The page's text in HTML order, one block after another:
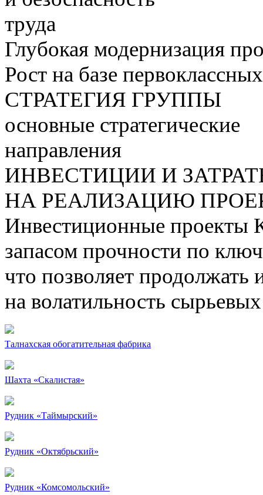
труда
Глубокая модернизация
Рост на базе
СТРАТЕГИЯ ГРУППЫ
основные стратегические
направления
ИНВЕСТИЦИИ И
НА РЕАЛИЗАЦИЮ
Инвестиционные проекты
запасом прочности по
что позволяет продолжать
на волатильность
Талнахская обогатительная фабрика
Шахта «Скалистая»
Рудник «Таймырский»
Рудник «Октябрьский»
Рудник «Комсомольский»